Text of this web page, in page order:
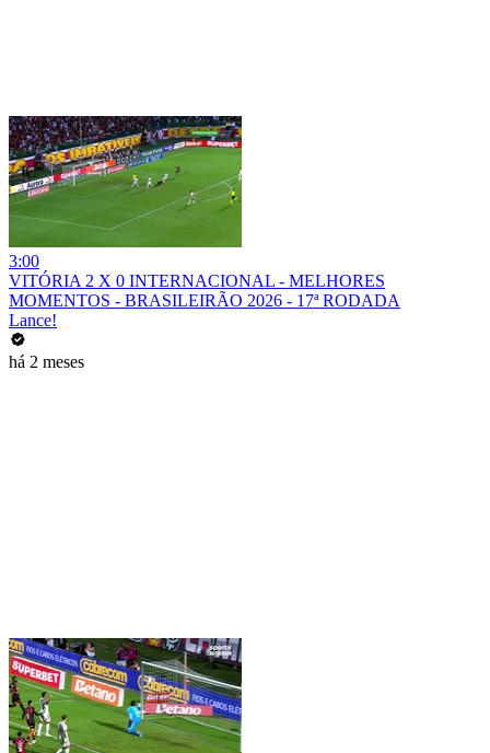
3:00
VITÓRIA 2 X 0 INTERNACIONAL - MELHORES
MOMENTOS - BRASILEIRÃO 2026 - 17ª RODADA
Lance!
há 2 meses